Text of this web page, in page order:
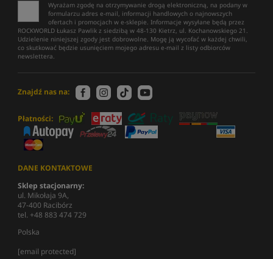
Wyrażam zgodę na otrzymywanie drogą elektroniczną, na podany w
formularzu adres e-mail, informacji handlowych o najnowszych
ofertach i promocjach w e-sklepie. Informacje wysyłane będą przez
ROCKWORLD Łukasz Pawlik z siedzibą w 48-130 Kietrz, ul. Kochanowskiego 21.
Udzielenie niniejszej zgody jest dobrowolne. Mogę ją wycofać w każdej chwili,
co skutkować będzie usunięciem mojego adresu e-mail z listy odbiorców
newslettera.
Znajdź nas na:
Płatności:
DANE KONTAKTOWE
Sklep stacjonarny:
ul. Mikołaja 9A,
47-400 Racibórz
tel. +48 883 474 729
Polska
[email protected]